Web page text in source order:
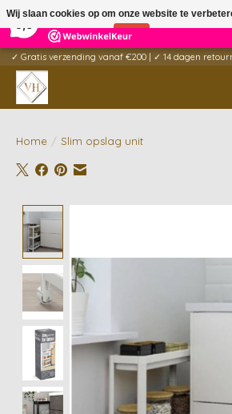
5 Reviews
✓ Gratis verzending vanaf €200 | ✓ 14 dagen
Home / Slim opslag unit
Wij slaan cookies op om onze website te
Nee